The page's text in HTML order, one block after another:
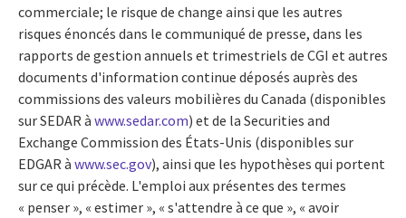
commerciale; le risque de change ainsi que les autres
risques énoncés dans le communiqué de presse, dans les
rapports de gestion annuels et trimestriels de CGI et autres
documents d'information continue déposés auprès des
commissions des valeurs mobilières du Canada (disponibles
sur SEDAR à www.sedar.com) et de la Securities and
Exchange Commission des États-Unis (disponibles sur
EDGAR à www.sec.gov), ainsi que les hypothèses qui portent
sur ce qui précède. L'emploi aux présentes des termes
« penser », « estimer », « s'attendre à ce que », « avoir